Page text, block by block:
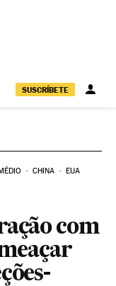
SUSCRÍBETE
CHINA EUA
com